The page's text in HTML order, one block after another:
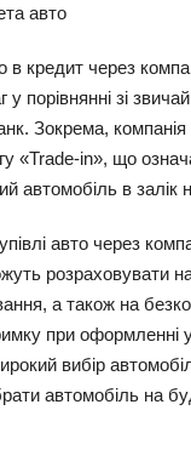
авто
в кредит через
у порівнянні зі
Зокрема,
«Trade-in», що
автомобіль в залік
авто через
розраховувати
а також на
при оформленні
вибір
автомобіль на